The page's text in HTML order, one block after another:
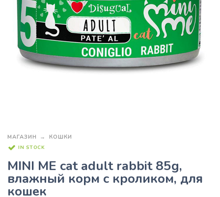
МАГАЗИН КОШКИ
IN STOCK
MINI ME cat adult rabbit 85g,
влажный корм с кроликом, для
кошек